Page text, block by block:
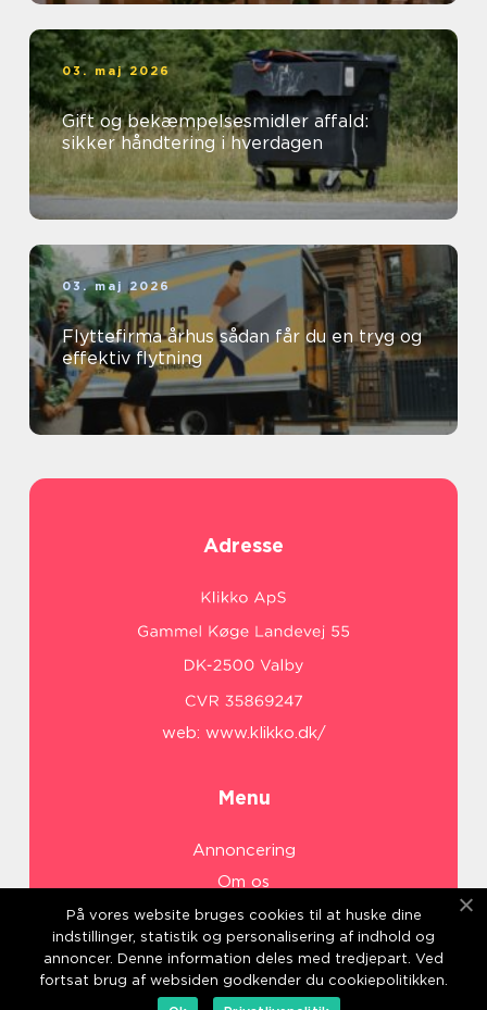
03. maj 2026
Gift og bekæmpelsesmidler affald:
sikker håndtering i hverdagen
03. maj 2026
Flyttefirma århus sådan får du en tryg og
effektiv flytning
Adresse
web: www.klikko.dk/
Menu
Annoncering
Om os
Cookies
Kontakt os
Sitemap
På vores website bruges cookies til at huske dine
indstillinger, statistik og personalisering af indhold og
annoncer. Denne information deles med tredjepart. Ved
fortsat brug af websiden godkender du cookiepolitikken.